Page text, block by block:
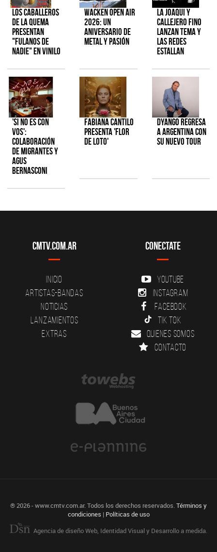
Los Caballeros
de la Quema
presentan
"Fulanos de
Nadie" en vinilo
Wacken Open Air
2026: Un
aniversario de
metal y pasión
La Joaqui y
Callejero Fino
lanzan tema y
las redes
estallan
'Si No Es Con
Vos':
colaboración
de Migrantes y
Agus
Bernasconi
Fabiana Cantilo
presenta 'Flor
de Loto'
Dyango regresa
a Argentina con
su nuevo tour
CMTV.com.ar
Inicio
Artistas-Bandas
Noticias
Lanzamientos
Extras
Conectate
YouTube
Instagram
Facebook
Tik Tok
Quienes somos
Contacto
® 2026 - www.cmtv.com.ar. Todos los derechos reservados.Términos y
condiciones | Políticas de uso
Agencia de diseño Web, Identidad Visual y Desarrollo a medida.